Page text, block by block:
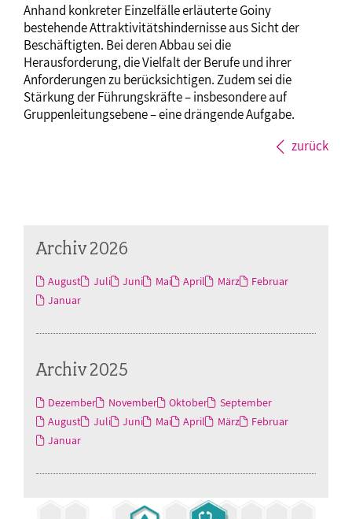
Anhand konkreter Einzelfälle erläuterte Goiny
bestehende Attraktivitätshindernisse aus Sicht der
Beschäftigten. Bei deren Abbau sei die
Herausforderung, die Vielfalt der Berufe und ihrer
Anforderungen zu berücksichtigen. Zudem sei die
Stärkung der Führungskräfte – insbesondere auf
Gruppenleitungsebene – eine drängende Aufgabe.
zurück
Archiv 2026
August Juli Juni Mai April März
Februar
Januar
Archiv 2025
Dezember November Oktober
September
August
Juli Juni Mai April März
Februar
Januar